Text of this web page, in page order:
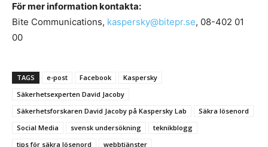
För mer information kontakta:
Bite Communications, kaspersky@bitepr.se, 08-402 01
00
TAGS e-post Facebook
Kaspersky
Säkerhetsexperten David Jacoby
Säkerhetsforskaren David Jacoby på Kaspersky Lab
Säkra lösenord
Social Media
svensk undersökning
teknikblogg
tips för säkra lösenord
webbtjänster